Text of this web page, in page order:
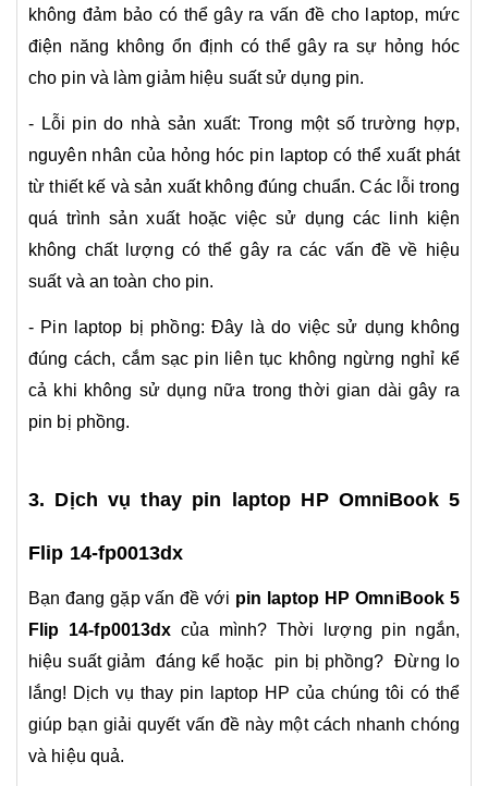
không đảm bảo có thể gây ra vấn đề cho laptop, mức
điện năng không ổn định có thể gây ra sự hỏng hóc
cho pin và làm giảm hiệu suất sử dụng pin.
- Lỗi pin do nhà sản xuất: Trong một số trường hợp,
nguyên nhân của hỏng hóc pin laptop có thể xuất phát
từ thiết kế và sản xuất không đúng chuẩn. Các lỗi trong
quá trình sản xuất hoặc việc sử dụng các linh kiện
không chất lượng có thể gây ra các vấn đề về hiệu
suất và an toàn cho pin.
- Pin laptop bị phồng: Đây là do việc sử dụng không
đúng cách, cắm sạc pin liên tục không ngừng nghỉ kể
cả khi không sử dụng nữa trong thời gian dài gây ra
pin bị phồng.
3. Dịch vụ thay pin laptop HP OmniBook 5
Flip 14-fp0013dx
Bạn đang gặp vấn đề với pin laptop HP OmniBook 5
Flip 14-fp0013dx của mình? Thời lượng pin ngắn,
hiệu suất giảm đáng kể hoặc pin bị phồng? Đừng lo
lắng! Dịch vụ thay pin laptop HP của chúng tôi có thể
giúp bạn giải quyết vấn đề này một cách nhanh chóng
và hiệu quả.